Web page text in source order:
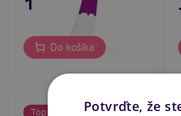
Do košíka
Top produkt
Svakom Amy G-Spot
Potvrďte, že